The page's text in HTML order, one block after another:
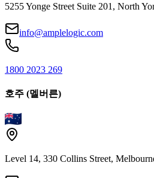
5255 Yonge Street Suite 201, North
info@amplelogic.com
1800 2023 269
호주 (멜버른)
Level 14, 330 Collins Street,